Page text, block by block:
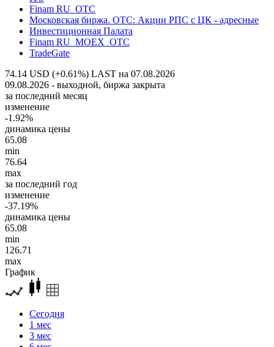
Finam RU_OTC
Московская биржа. OTC: Акции РПС с ЦК - адресные
Инвестиционная Палата
Finam RU_MOEX_OTC
TradeGate
74.14 USD (+0.61%) LAST на 07.08.2026
09.08.2026 - выходной, биржа закрыта
за последний месяц
изменение
-1.92%
динамика цены
65.08
min
76.64
max
за последний год
изменение
-37.19%
динамика цены
65.08
min
126.71
max
График
Сегодня
1 мес
3 мес